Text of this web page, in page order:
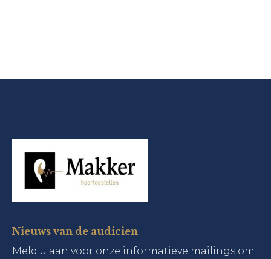
Nieuws van de audicien
Meld u aan voor onze informatieve mailings om